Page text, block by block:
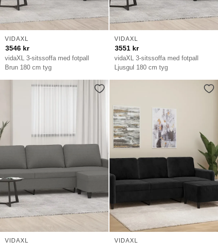
vidaXL 3-sitssoffa med fotpall
Brun 180 cm tyg
VIDAXL
3546 kr
vidaXL 3-sitssoffa med fotpall
Ljusgul 180 cm tyg
VIDAXL
3551 kr
VIDAXL VIDAXL